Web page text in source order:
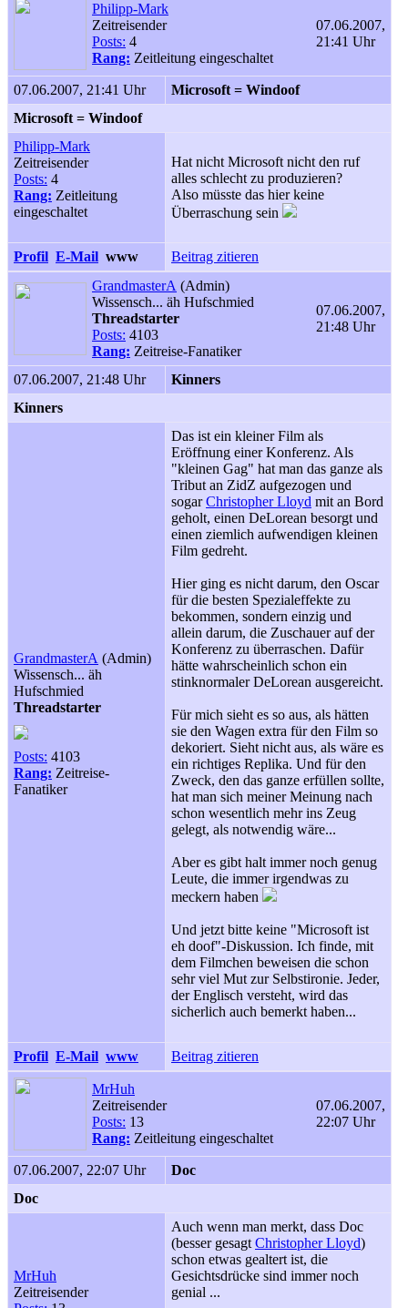
Philipp-Mark
Zeitreisender
Posts: 4
Rang: Zeitleitung eingeschaltet
07.06.2007,
21:41 Uhr
07.06.2007, 21:41 Uhr
Microsoft = Windoof
Microsoft = Windoof
Philipp-Mark
Zeitreisender
Posts: 4
Rang: Zeitleitung
eingeschaltet
Hat nicht Microsoft nicht den ruf
alles schlecht zu produzieren?
Also müsste das hier keine
Überraschung sein
Profil E-Mail www
Beitrag zitieren
GrandmasterA (Admin)
Wissensch... äh Hufschmied
Threadstarter
Posts: 4103
Rang: Zeitreise-Fanatiker
07.06.2007,
21:48 Uhr
07.06.2007, 21:48 Uhr
Kinners
Kinners
GrandmasterA (Admin)
Wissensch... äh
Hufschmied
Threadstarter
Posts: 4103
Rang: Zeitreise-
Fanatiker
Das ist ein kleiner Film als
Eröffnung einer Konferenz. Als
"kleinen Gag" hat man das ganze als
Tribut an ZidZ aufgezogen und
sogarChristopher Lloyd mit an Bord
geholt, einen DeLorean besorgt und
einen ziemlich aufwendigen kleinen
Film gedreht.
Hier ging es nicht darum, den Oscar
für die besten Spezialeffekte zu
bekommen, sondern einzig und
allein darum, die Zuschauer auf der
Konferenz zu überraschen. Dafür
hätte wahrscheinlich schon ein
stinknormaler DeLorean ausgereicht.
Für mich sieht es so aus, als hätten
sie den Wagen extra für den Film so
dekoriert. Sieht nicht aus, als wäre es
ein richtiges Replika. Und für den
Zweck, den das ganze erfüllen sollte,
hat man sich meiner Meinung nach
schon wesentlich mehr ins Zeug
gelegt, als notwendig wäre...
Aber es gibt halt immer noch genug
Leute, die immer irgendwas zu
meckern haben
Und jetzt bitte keine "Microsoft ist
eh doof"-Diskussion. Ich finde, mit
dem Filmchen beweisen die schon
sehr viel Mut zur Selbstironie. Jeder,
der Englisch versteht, wird das
sicherlich auch bemerkt haben...
Profil E-Mail www Beitrag zitieren
MrHuh
Zeitreisender
Posts: 13
Rang: Zeitleitung eingeschaltet
07.06.2007,
22:07 Uhr
07.06.2007, 22:07 Uhr
Doc
Doc
MrHuh
Zeitreisender
Auch wenn man merkt, dass Doc
(besser gesagt Christopher Lloyd)
schon etwas gealtert ist, die
Gesichtsdrücke sind immer noch
genial ...